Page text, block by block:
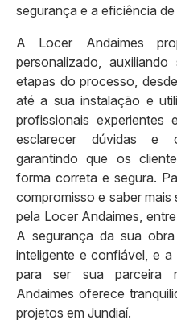
segurança e a eficiência
A Locer Andaimes
personalizado,
etapas do processo,
até a sua instalação e
profissionais experientes
esclarecer dúvidas e
garantindo que os
forma correta e segura.
compromisso e saber
pela Locer Andaimes,
A segurança da sua
inteligente e confiável, e
para ser sua parceira
Andaimes oferece
projetos em Jundiaí.